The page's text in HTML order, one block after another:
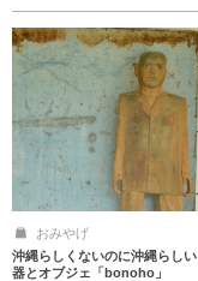
おみやげ
沖縄らしくないのに沖縄らしい
器とオブジェ「bonoho」